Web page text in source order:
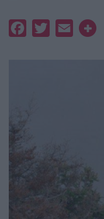
FacebookTwitterEmail